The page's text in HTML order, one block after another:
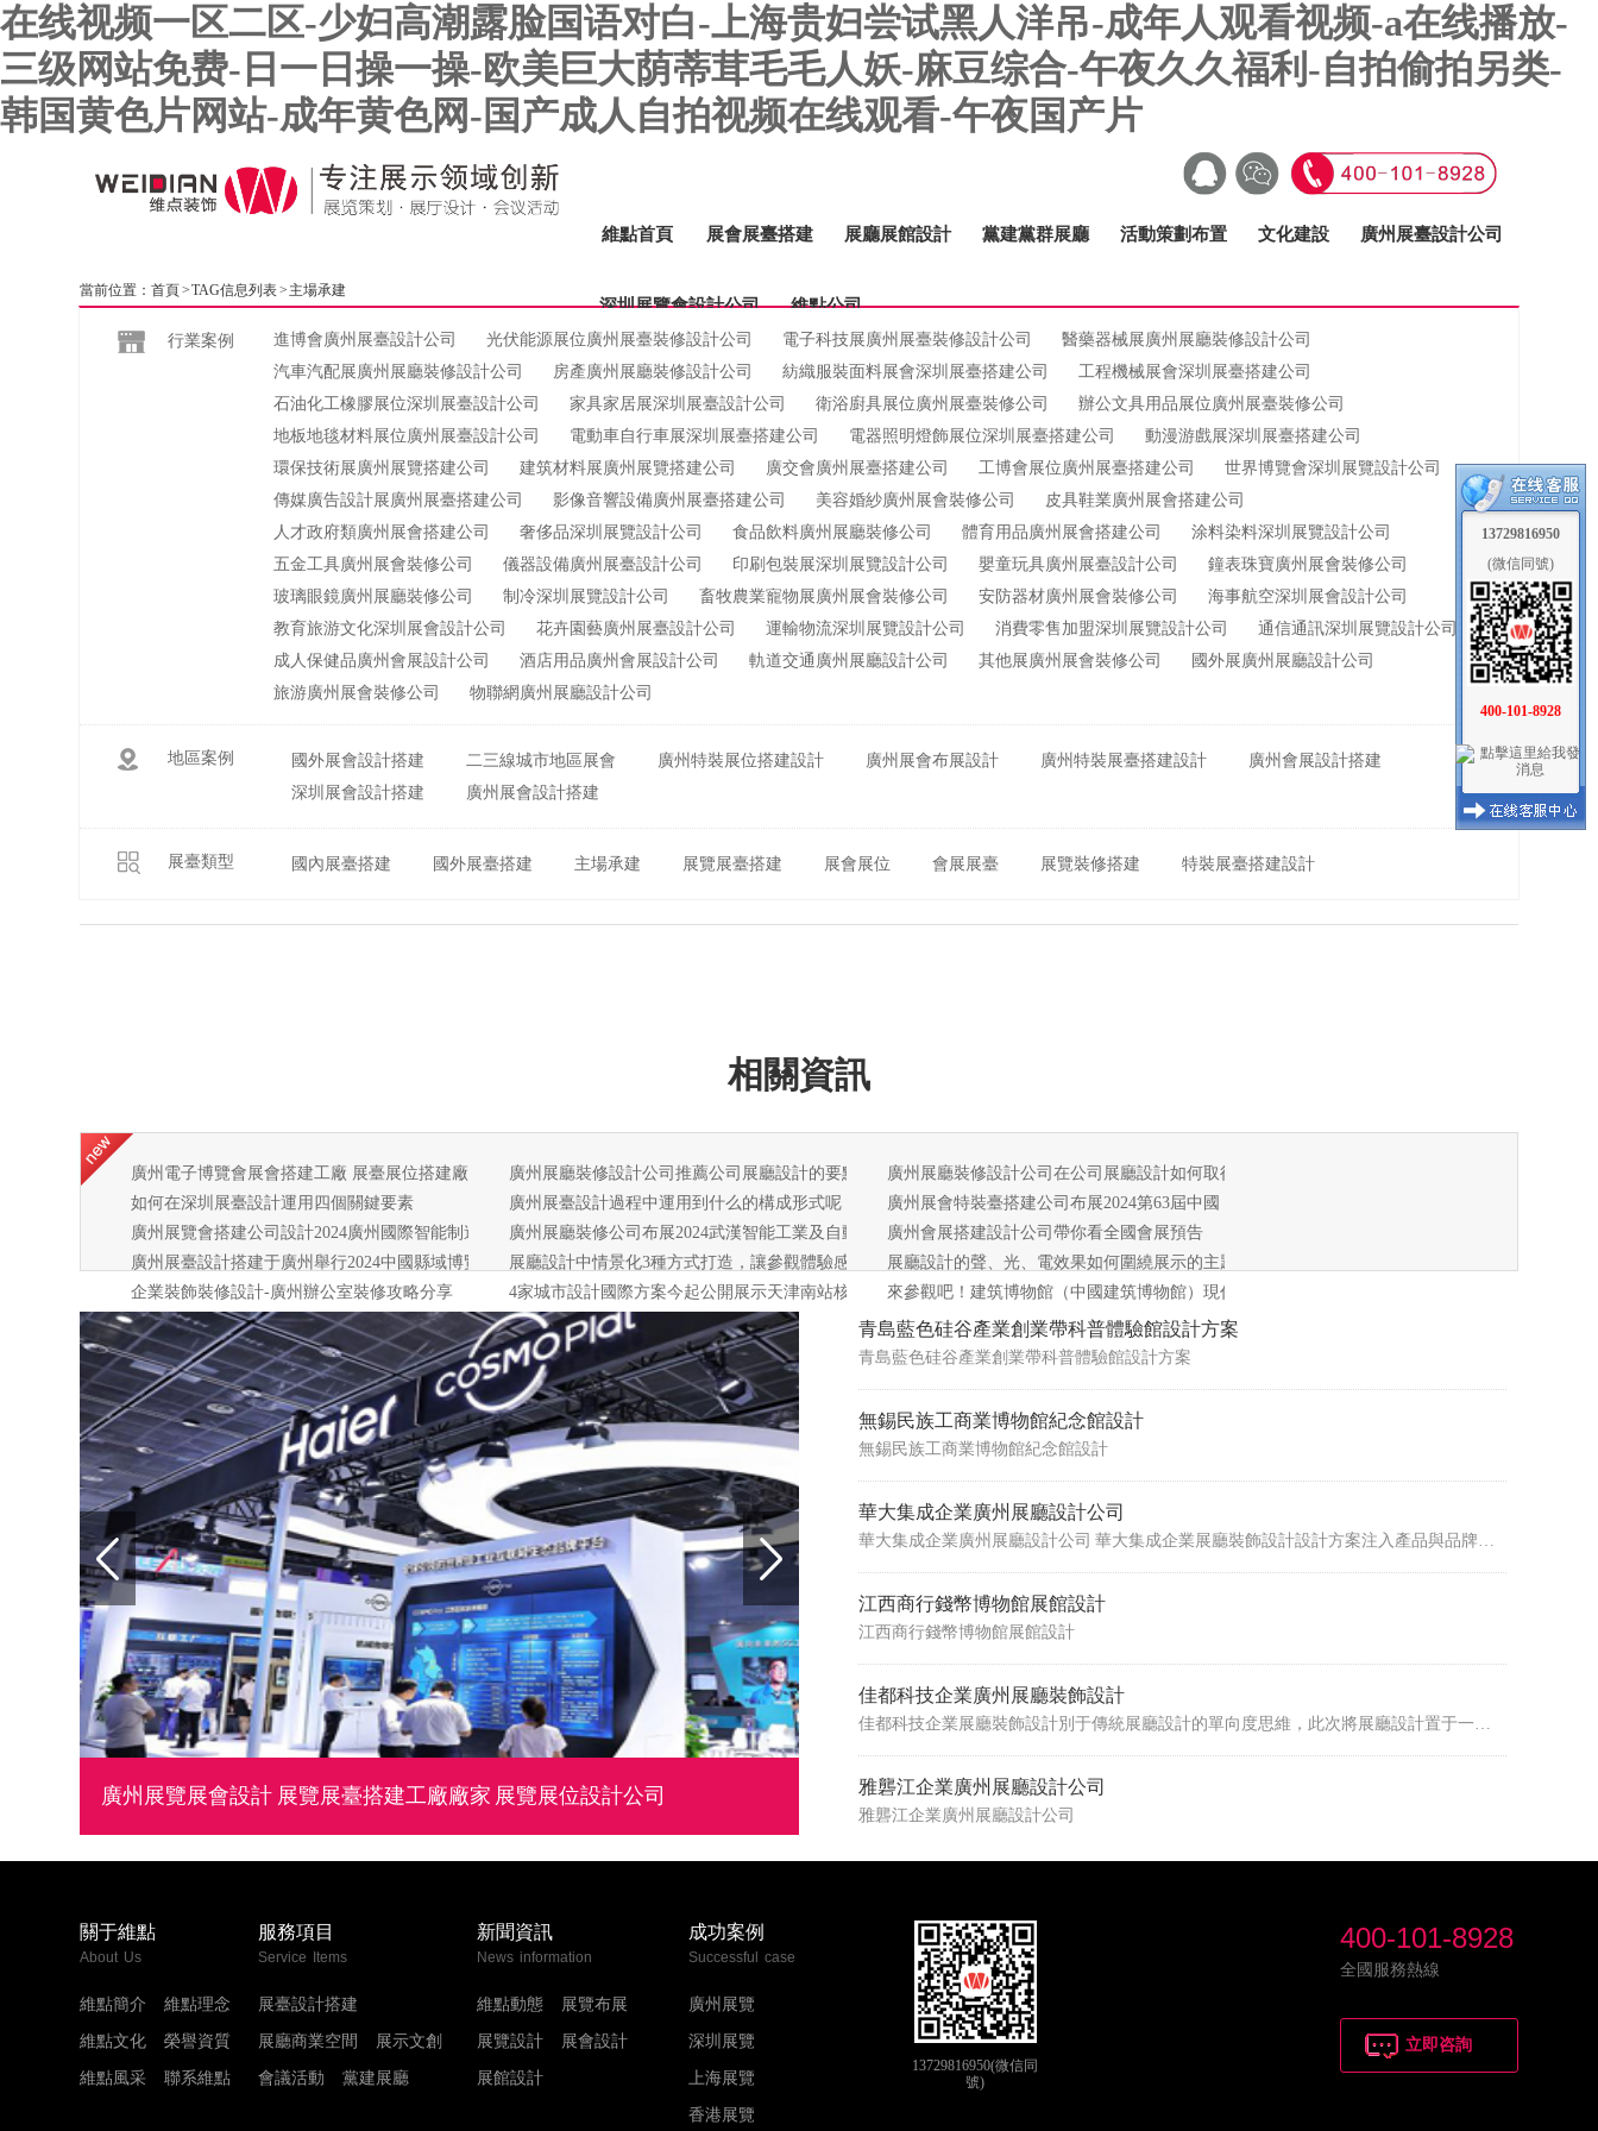
在线视频一区二区-少妇高潮露脸国语对白-上海贵妇尝试黑人洋吊-成年人观看视频-a在线播放-
三级网站免费-日一日操一操-欧美巨大荫蒂茸毛毛人妖-麻豆综合-午夜久久福利-自拍偷拍另类-
韩国黄色片网站-成年黄色网-国产成人自拍视频在线观看-午夜国产片
維點首頁 展會展臺搭建 展廳展館設計 黨建黨群展廳 活動策劃布置 文化建設 廣州展臺設計公司
深圳展覽會設計公司 維點公司
當前位置：首頁> TAG信息列表 > 主場承建
行業案例 進博會廣州展臺設計公司 光伏能源展位廣州展臺裝修設計公司 電子科技展廣州展臺裝修設計公司
醫藥器械展廣州展廳裝修設計公司
汽車汽配展廣州展廳裝修設計公司
房產廣州展廳裝修設計公司 紡織服裝面料展會深圳展臺搭建公司
工程機械展會深圳展臺搭建公司
石油化工橡膠展位深圳展臺設計公司
家具家居展深圳展臺設計公司 衛浴廚具展位廣州展臺裝修公司
辦公文具用品展位廣州展臺裝修公司
地板地毯材料展位廣州展臺設計公司
電動車自行車展深圳展臺搭建公司 電器照明燈飾展位深圳展臺搭建公司
動漫游戲展深圳展臺搭建公司
環保技術展廣州展覽搭建公司
建筑材料展廣州展覽搭建公司 廣交會廣州展臺搭建公司 工博會展位廣州展臺搭建公司
世界博覽會深圳展覽設計公司
傳媒廣告設計展廣州展臺搭建公司
影像音響設備廣州展臺搭建公司 美容婚紗廣州展會裝修公司
皮具鞋業廣州展會搭建公司
人才政府類廣州展會搭建公司
奢侈品深圳展覽設計公司 食品飲料廣州展廳裝修公司 體育用品廣州展會搭建公司
涂料染料深圳展覽設計公司
五金工具廣州展會裝修公司
儀器設備廣州展臺設計公司 印刷包裝展深圳展覽設計公司 嬰童玩具廣州展臺設計公司
鐘表珠寶廣州展會裝修公司
玻璃眼鏡廣州展廳裝修公司
制冷深圳展覽設計公司 畜牧農業寵物展廣州展會裝修公司 安防器材廣州展會裝修公司
海事航空深圳展會設計公司
教育旅游文化深圳展會設計公司
花卉園藝廣州展臺設計公司 運輸物流深圳展覽設計公司 消費零售加盟深圳展覽設計公司
通信通訊深圳展覽設計公司
成人保健品廣州會展設計公司
酒店用品廣州會展設計公司 軌道交通廣州展廳設計公司 其他展廣州展會裝修公司
國外展廣州展廳設計公司
旅游廣州展會裝修公司
物聯網廣州展廳設計公司
地區案例 國外展會設計搭建 二三線城市地區展會 廣州特裝展位搭建設計 廣州展會布展設計 廣州特裝展臺搭建設計
廣州會展設計搭建
深圳展會設計搭建
廣州展會設計搭建
展臺類型 國內展臺搭建 國外展臺搭建 主場承建 展覽展臺搭建 展會展位 會展展臺 展覽裝修搭建 特裝展臺搭建設計
相關資訊
廣州電子博覽會展會搭建工廠 展臺展位搭建廠家 展覽設計制作布置布展公司
廣州展廳裝修設計公司推薦公司展廳設計的要點
廣州展廳裝修設計公司在公司展廳設計如何取得良好的視覺效果
如何在深圳展臺設計運用四個關鍵要素
廣州展臺設計過程中運用到什么的構成形式呢？
廣州展會特裝臺搭建公司布展2024第63屆中國（廣州）國際美博會
廣州展覽會搭建公司設計2024廣州國際智能制造技術與裝備展覽會廣州展廳裝修公司布展2024武漢智能工業及自動化展覽會：助力湖北智能裝備崛起
廣州會展搭建設計公司帶你看全國會展預告
廣州展臺設計搭建于廣州舉行2024中國縣域博覽會啟動發布會展廳設計中情景化3種方式打造，讓參觀體驗感更強！展廳設計的聲、光、電效果如何圍繞展示的主題
企業裝飾裝修設計-廣州辦公室裝修攻略分享
4家城市設計國際方案今起公開展示天津南站核心樞紐來參觀吧！建筑博物館（中國建筑博物館）現代建筑展廳以嶄新的面貌即將亮相
廣州展覽展會設計 展覽展臺搭建工廠廠家 展覽展位設計公司
青島藍色硅谷產業創業帶科普體驗館設計方案
青島藍色硅谷產業創業帶科普體驗館設計方案
無錫民族工商業博物館紀念館設計
無錫民族工商業博物館紀念館設計
華大集成企業廣州展廳設計公司
華大集成企業廣州展廳設計公司 華大集成企業展廳裝飾設計設計方案注入產品與品牌的每一個維度，，它便賦予了新的生命力和感染力。光與影，明與暗，視覺上的交錯，都能創造出令人驚艷的設計。打破展廳形式，空間不僅僅是一個陳列廳，更是一個沉浸式的藝術空間，每一個產品都是空間的訴說者，以不同的方式訴說著自己的故事。 曲線構造整體設計的輪廓，層疊的曲線條將整個空間無限延伸，使整個空間變得柔和，看似獨立的區域在曲線的聯動下連成一個整體。 室內空間以黑、白、灰三色作為背景色，簡單干練的色彩讓視覺聚焦在各式的燈光之中，不同
江西商行錢幣博物館展館設計
江西商行錢幣博物館展館設計
佳都科技企業廣州展廳裝飾設計
佳都科技企業展廳裝飾設計別于傳統展廳設計的單向度思維，此次將展廳設計置于一個整體性的項目前置思考框架： ① 商業策劃的IP孵化思維：如何綜合性地塑造項目的核心符號？ ② 空間體驗的策展思維：如何用“文化+藝術”的軟性植入為品牌贏得更多受眾？ ③ 全媒體時代的互動思維：如何借助多種媒介打造全民社交時代的互動打卡點？ 通過有效組合品牌、室內、數字多媒體、主題展陳，設計以創意性的主題敘事設計來實現人與空間、品牌互動的新可能?；陧椖康那爸盟伎?，設計以“未來科技”為主題概念進行設計，象征著一個可以
雅礱江企業廣州展廳設計公司
雅礱江企業廣州展廳設計公司
關于維點
About Us
維點簡介 維點理念
維點文化 榮譽資質
維點風采 聯系維點
服務項目
Service Items
展臺設計搭建
展廳商業空間 展示文創
會議活動 黨建展廳
新聞資訊
News information
維點動態 展覽布展
展覽設計 展會設計
展館設計
成功案例
Successful case
廣州展覽
深圳展覽
上海展覽
香港展覽
13729816950(微信同
號)
400-101-8928
全國服務熱線
立即咨詢
13729816950
(微信同號)
400-101-8928